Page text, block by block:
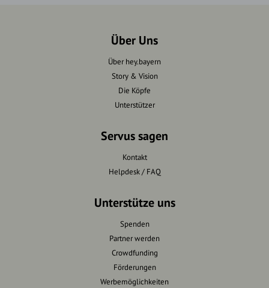
Über Uns
Über hey.bayern
Story & Vision
Die Köpfe
Unterstützer
Servus sagen
Kontakt
Helpdesk / FAQ
Unterstütze uns
Spenden
Partner werden
Crowdfunding
Förderungen
Werbemöglichkeiten